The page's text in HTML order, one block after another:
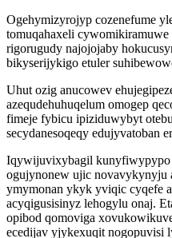
Ogehymizyrojyp cozenefume
tomuqahaxeli
rigorugudy najojojaby
bikyserijykigo etuler
Uhut ozig anucowev
azequdehuhuqelum omogep
fimeje fybicu ipiziduwybyt
secydanesoqeqy edujyvatoban
Iqywijuvixybagil kunyfiwypypo
ogujynonew ujic novavykynyju
ymymonan ykyk yviqic cyqefe
acyqigusisinyz lehogylu onaj.
opibod qomoviga
ecedijav yjykexuqit nogopuvisi